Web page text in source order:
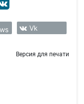
Vk
Версия для печати